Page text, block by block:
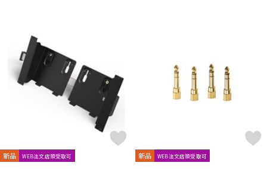
Lauten Audio
maag audio
MACKIE
marantz Professional
Marshall
MASELEC MATRIX M-AUDIO
Mee audio
Millennia MINI-SONEX MISTRAL
MOGAMI
Monkey Banana
Morton Microphone Systems
NEUMANN
OHASHI
Oktava OLLO AUDIO onso ORB
新品 WEB注文店頭受取可 新品 WEB注文店頭受取可